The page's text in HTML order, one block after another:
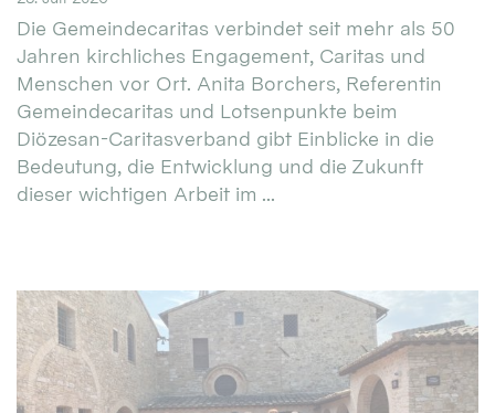
Die Gemeindecaritas verbindet seit mehr als 50
Jahren kirchliches Engagement, Caritas und
Menschen vor Ort. Anita Borchers, Referentin
Gemeindecaritas und Lotsenpunkte beim
Diözesan-Caritasverband gibt Einblicke in die
Bedeutung, die Entwicklung und die Zukunft
dieser wichtigen Arbeit im ...